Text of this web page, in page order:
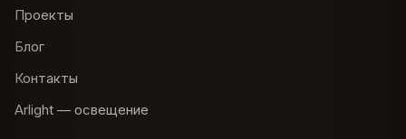
Проекты
Блог
Контакты
Arlight — освещение